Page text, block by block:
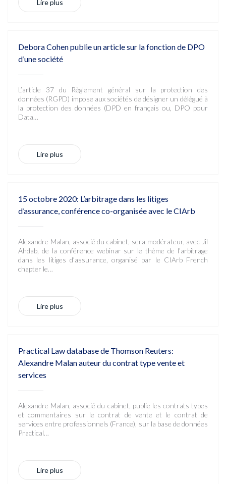
Lire plus
Debora Cohen publie un article sur la fonction de DPO
d’une société
L’article 37 du Règlement général sur la protection des
données (RGPD) impose aux sociétés de désigner un délégué à
la protection des données (DPD en français ou, DPO pour
Data…
Lire plus
15 octobre 2020: L’arbitrage dans les litiges
d’assurance, conférence co-organisée avec le CIArb
Alexandre Malan, associé du cabinet, sera modérateur, avec Jil
Ahdab, de la conférence webinar sur le thème de l’arbitrage
dans les litiges d’assurance, organisé par le CIArb French
chapter le…
Lire plus
Practical Law database de Thomson Reuters:
Alexandre Malan auteur du contrat type vente et
services
Alexandre Malan, associé du cabinet, publie les contrats types
et commentaires sur le contrat de vente et le contrat de
services entre professionnels (France), sur la base de données
Practical…
Lire plus